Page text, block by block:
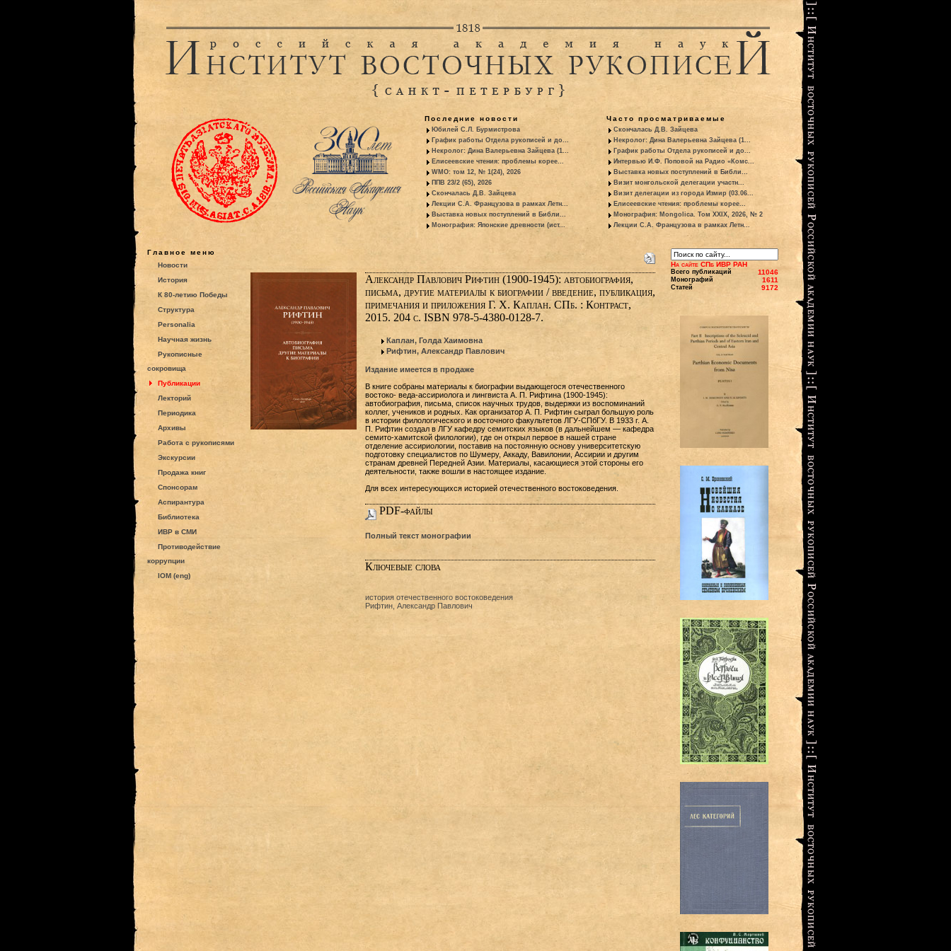
Последние новости
Юбилей С.Л. Бурмистрова
График работы Отдела рукописей и до...
Некролог: Дина Валерьевна Зайцева (1...
Елисеевские чтения: проблемы корее...
WMO: том 12, № 1(24), 2026
ППВ 23/2 (65), 2026
Скончалась Д.В. Зайцева
Лекции С.А. Французова в рамках Летн...
Выставка новых поступлений в Библи...
Монография: Японские древности (ист...
Часто просматриваемые
Скончалась Д.В. Зайцева
Некролог: Дина Валерьевна Зайцева (1...
График работы Отдела рукописей и до...
Интервью И.Ф. Поповой на Радио «Комс...
Выставка новых поступлений в Библи...
Визит монгольской делегации участн...
Визит делегации из города Измир (03.06...
Елисеевские чтения: проблемы корее...
Монография: Mongolica. Том XXIX, 2026, № 2
Лекции С.А. Французова в рамках Летн...
Главное меню
Новости
История
К 80-летию Победы
Структура
Personalia
Научная жизнь
Рукописные
сокровища
Публикации
Лекторий
Периодика
Архивы
Работа с рукописями
Экскурсии
Продажа книг
Спонсорам
Аспирантура
Библиотека
ИВР в СМИ
Противодействие
коррупции
IOM (eng)
Александр Павлович Рифтин (1900-1945): автобиография,
письма, другие материалы к биографии / введение, публикация,
примечания и приложения Г. X. Каплан. СПб. : Контраст,
2015. 204 с. ISBN 978-5-4380-0128-7.
Каплан, Голда Хаимовна
Рифтин, Александр Павлович
Издание имеется в продаже
В книге собраны материалы к биографии выдающегося отечественного
востоко- веда-ассириолога и лингвиста А. П. Рифтина (1900-1945):
автобиография, письма, список научных трудов, выдержки из воспоминаний
коллег, учеников и родных. Как организатор А. П. Рифтин сыграл большую роль
в истории филологического и восточного факультетов ЛГУ-СПбГУ. В 1933 г. А.
П. Рифтин создал в ЛГУ кафедру семитских языков (в дальнейшем — кафедра
семито-хамитской филологии), где он открыл первое в нашей стране
отделение ассириологии, поставив на постоянную основу университетскую
подготовку специалистов по Шумеру, Аккаду, Вавилонии, Ассирии и другим
странам древней Передней Азии. Материалы, касающиеся этой стороны его
деятельности, также вошли в настоящее издание.
Для всех интересующихся историей отечественного востоковедения.
PDF-файлы
Полный текст монографии
Ключевые слова
история отечественного востоковедения
Рифтин, Александр Павлович
На сайте СПб ИВР РАН
Всего публикаций 11046
Монографий 1611
Статей 9172